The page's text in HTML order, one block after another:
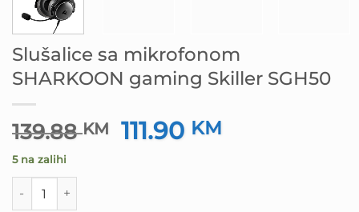
Slušalice sa mikrofonom
SHARKOON gaming Skiller SGH50
139.88KM
Izvorna
cijena
111.90 KM
5 na zalihi
Slušalice sa mikrofonom SHARKOON gaming Skiller